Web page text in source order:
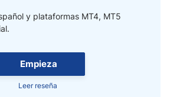
Empieza
Leer reseña
y plataformas MT4, MT5